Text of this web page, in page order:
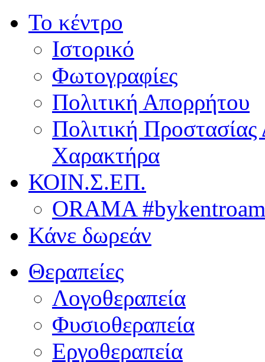
Το κέντρο
Ιστορικό
Φωτογραφίες
Πολιτική Απορρήτου
Πολιτική
Χαρακτήρα
ΚΟΙΝ.Σ.ΕΠ.
ORAMA
Κάνε δωρεάν
Θεραπείες
Λογοθεραπεία
Φυσιοθεραπεία
Εργοθεραπεία